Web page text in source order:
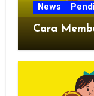
News
Cara